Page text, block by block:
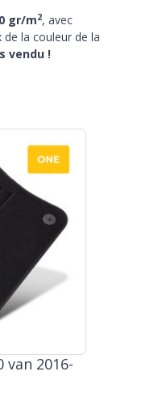
gr/m2, avec
de la couleur de la
vendu !
van 2016-